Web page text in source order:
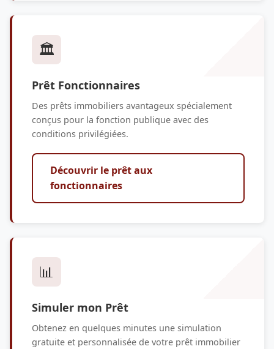
🏛️
Prêt Fonctionnaires
Des prêts immobiliers avantageux spécialement
conçus pour la fonction publique avec des
conditions privilégiées.
Découvrir le prêt aux
fonctionnaires
📊
Simuler mon Prêt
Obtenez en quelques minutes une simulation
gratuite et personnalisée de votre prêt immobilier